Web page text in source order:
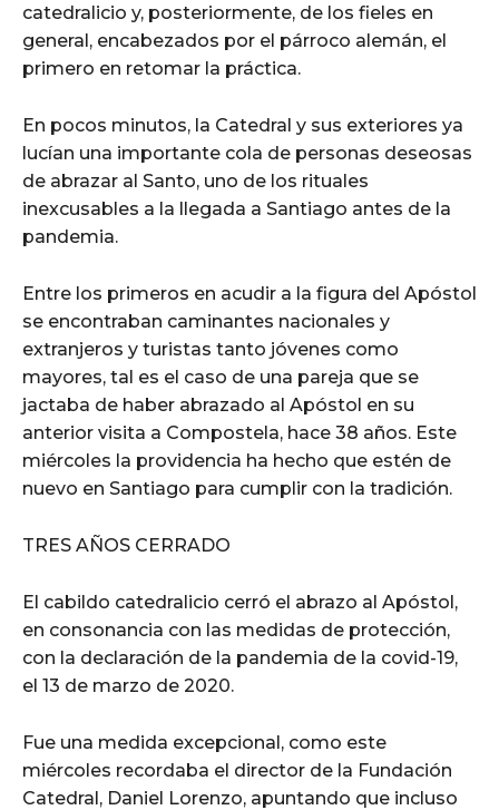
catedralicio y, posteriormente, de los fieles en
general, encabezados por el párroco alemán, el
primero en retomar la práctica.
En pocos minutos, la Catedral y sus exteriores ya
lucían una importante cola de personas deseosas
de abrazar al Santo, uno de los rituales
inexcusables a la llegada a Santiago antes de la
pandemia.
Entre los primeros en acudir a la figura del Apóstol
se encontraban caminantes nacionales y
extranjeros y turistas tanto jóvenes como
mayores, tal es el caso de una pareja que se
jactaba de haber abrazado al Apóstol en su
anterior visita a Compostela, hace 38 años. Este
miércoles la providencia ha hecho que estén de
nuevo en Santiago para cumplir con la tradición.
TRES AÑOS CERRADO
El cabildo catedralicio cerró el abrazo al Apóstol,
en consonancia con las medidas de protección,
con la declaración de la pandemia de la covid-19,
el 13 de marzo de 2020.
Fue una medida excepcional, como este
miércoles recordaba el director de la Fundación
Catedral, Daniel Lorenzo, apuntando que incluso